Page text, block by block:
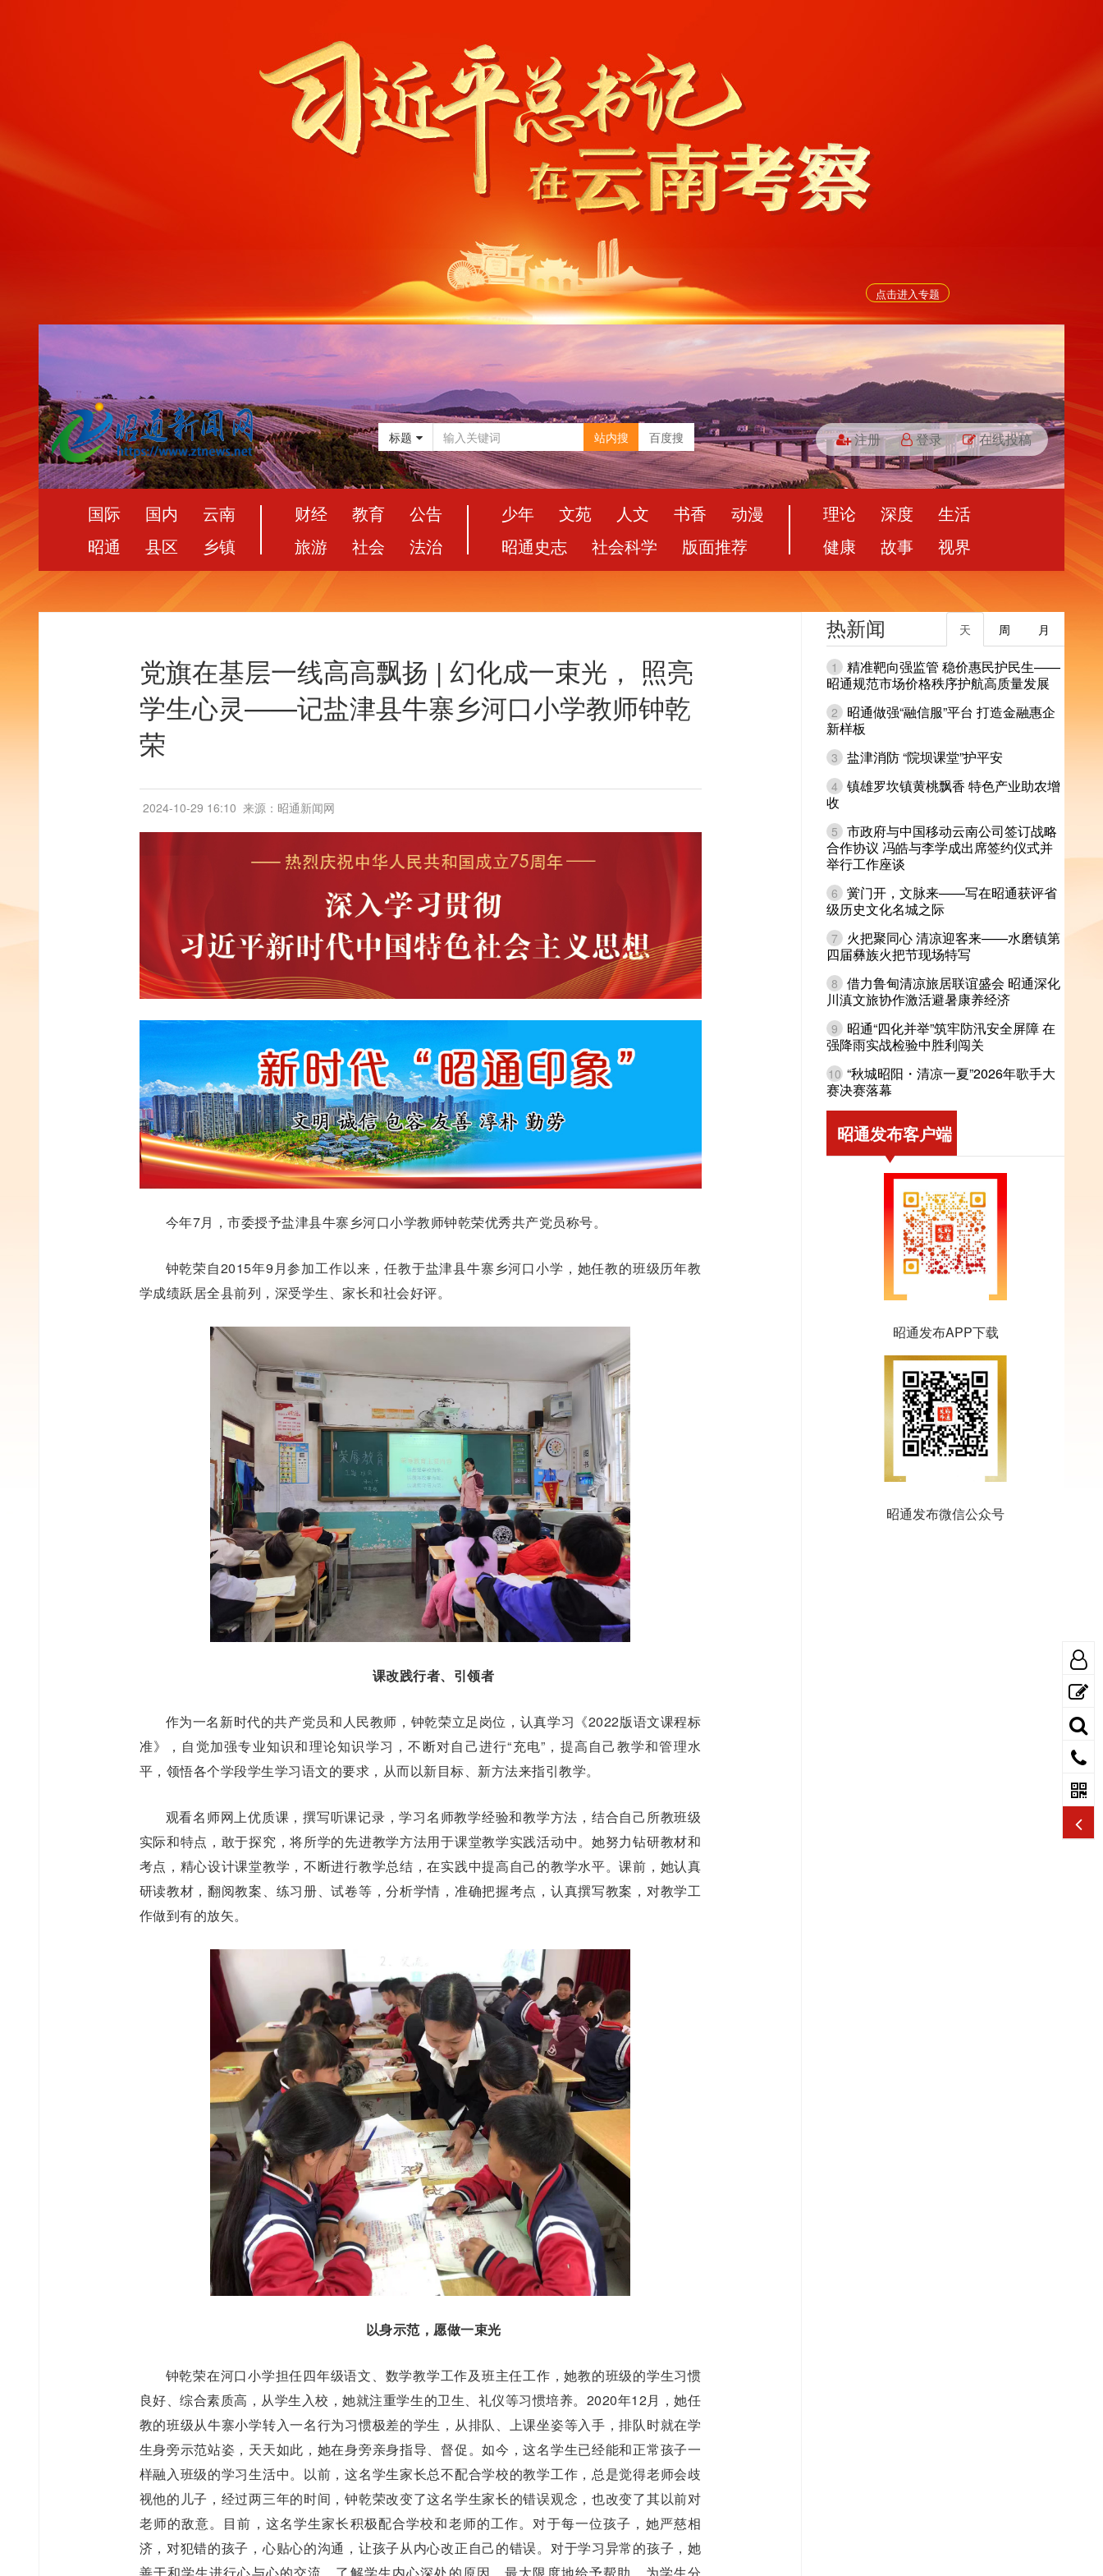
点击进入专题
标题 站内搜 百度搜 注册 登录 在线投稿
国际 国内
云南
昭通
县区 乡镇
财经 教育
公告
旅游
社会 法治
少年 文苑 人文 书香
动漫
昭通史志
社会科学 版面推荐
理论 深度
生活
健康
故事 视界
党旗在基层一线高高飘扬 | 幻化成一束光， 照亮
学生心灵——记盐津县牛寨乡河口小学教师钟乾
荣
2024-10-29 16:10 来源：昭通新闻网
今年7月，市委授予盐津县牛寨乡河口小学教师钟乾荣优秀共产党员称号。
钟乾荣自2015年9月参加工作以来，任教于盐津县牛寨乡河口小学，她任教的班级历年教
学成绩跃居全县前列，深受学生、家长和社会好评。
课改践行者、引领者
作为一名新时代的共产党员和人民教师，钟乾荣立足岗位，认真学习《2022版语文课程标
准》，自觉加强专业知识和理论知识学习，不断对自己进行“充电”，提高自己教学和管理水
平，领悟各个学段学生学习语文的要求，从而以新目标、新方法来指引教学。
观看名师网上优质课，撰写听课记录，学习名师教学经验和教学方法，结合自己所教班级
实际和特点，敢于探究，将所学的先进教学方法用于课堂教学实践活动中。她努力钻研教材和
考点，精心设计课堂教学，不断进行教学总结，在实践中提高自己的教学水平。课前，她认真
研读教材，翻阅教案、练习册、试卷等，分析学情，准确把握考点，认真撰写教案，对教学工
作做到有的放矢。
以身示范，愿做一束光
钟乾荣在河口小学担任四年级语文、数学教学工作及班主任工作，她教的班级的学生习惯
良好、综合素质高，从学生入校，她就注重学生的卫生、礼仪等习惯培养。2020年12月，她任
教的班级从牛寨小学转入一名行为习惯极差的学生，从排队、上课坐姿等入手，排队时就在学
生身旁示范站姿，天天如此，她在身旁亲身指导、督促。如今，这名学生已经能和正常孩子一
样融入班级的学习生活中。以前，这名学生家长总不配合学校的教学工作，总是觉得老师会歧
视他的儿子，经过两三年的时间，钟乾荣改变了这名学生家长的错误观念，也改变了其以前对
老师的敌意。目前，这名学生家长积极配合学校和老师的工作。对于每一位孩子，她严慈相
济，对犯错的孩子，心贴心的沟通，让孩子从内心改正自己的错误。对于学习异常的孩子，她
善于和学生进行心与心的交流，了解学生内心深处的原因，最大限度地给予帮助，为学生分
热新闻 月
周
天
1
精准靶向强监管 稳价惠民护民生——
昭通规范市场价格秩序护航高质量发展
2
昭通做强“融信服”平台 打造金融惠企
新样板
3 盐津消防 “院坝课堂”护平安
4 镇雄罗坎镇黄桃飘香 特色产业助农增
收
5 市政府与中国移动云南公司签订战略
合作协议 冯皓与李学成出席签约仪式并
举行工作座谈
6 黉门开，文脉来——写在昭通获评省
级历史文化名城之际
7
火把聚同心 清凉迎客来——水磨镇第
四届彝族火把节现场特写
8 借力鲁甸清凉旅居联谊盛会 昭通深化
川滇文旅协作激活避暑康养经济
9
昭通“四化并举”筑牢防汛安全屏障 在
强降雨实战检验中胜利闯关
10 “秋城昭阳・清凉一夏”2026年歌手大
赛决赛落幕
昭通发布客户端
昭通发布APP下载
昭通发布微信公众号